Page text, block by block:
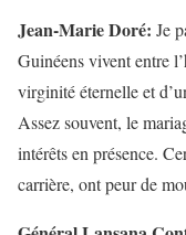
Jean-Marie Doré: Je
Guinéens vivent entre
virginité éternelle et
Assez souvent, le
intérêts en présence.
carrière, ont peur de